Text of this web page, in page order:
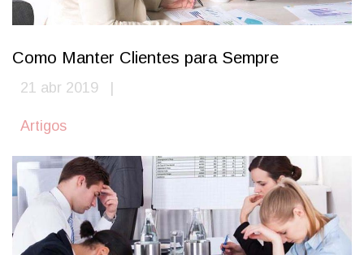
Como Manter Clientes para Sempre
21 abr 2019
Artigos